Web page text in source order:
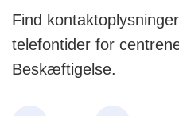
Find
telefontider for
Beskæftigelse.